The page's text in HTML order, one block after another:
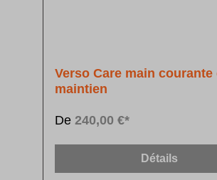
Verso Care main courante
maintien
De 240,00 €*
Détails